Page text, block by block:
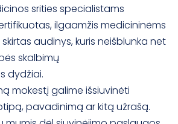
srities specialistams
ilgaamžis medicininėms
audinys, kuris neišblunka net
skalbimų
dydžiai.
mokestį galime išsiuvinėti
pavadinimą ar kitą užrašą.